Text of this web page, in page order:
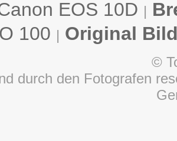
EOS 10D |
100 | Original
©
durch den Fotografen